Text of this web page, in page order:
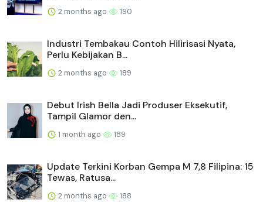
2 months ago 190
Industri Tembakau Contoh Hilirisasi Nyata,
Perlu Kebijakan B...
2 months ago 189
Debut Irish Bella Jadi Produser Eksekutif,
Tampil Glamor den...
1 month ago 189
Update Terkini Korban Gempa M 7,8 Filipina: 15
Tewas, Ratusa...
2 months ago 188